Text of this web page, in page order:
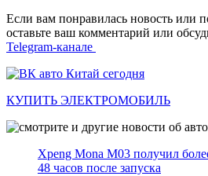
Если вам понравилась новость или
оставьте ваш комментарий или
Telegram-канале
КУПИТЬ ЭЛЕКТРОМОБИЛЬ
Xpeng Mona M03 получил
48 часов после запуска